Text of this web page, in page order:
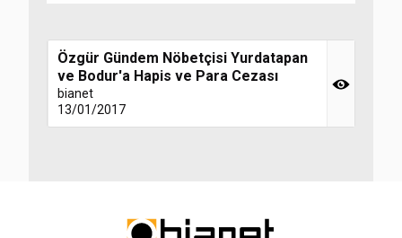
Özgür Gündem Nöbetçisi Yurdatapan
ve Bodur'a Hapis ve Para Cezası
bianet
13/01/2017